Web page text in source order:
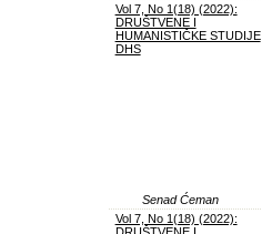
Vol 7, No 1(18) (2022):
DRUŠTVENE I
HUMANISTIČKE STUDIJE
DHS
Senad Ćeman
Vol 7, No 1(18) (2022):